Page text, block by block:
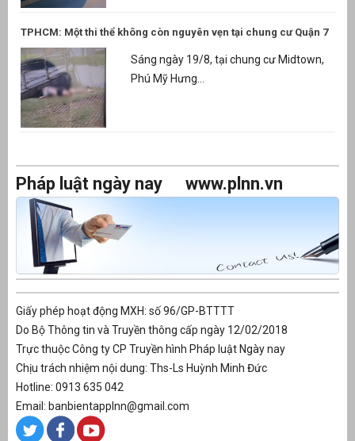
TPHCM: Một thi thể không còn nguyên vẹn tại chung cư Quận 7
Sáng ngày 19/8, tại chung cư Midtown,
Phú Mỹ Hưng...
Pháp luật ngày nay www.plnn.vn
Giấy phép hoạt động MXH: số 96/GP-BTTTT
Do Bộ Thông tin và Truyền thông cấp ngày 12/02/2018
Trực thuộc Công ty CP Truyền hình Pháp luật Ngày nay
Chịu trách nhiệm nội dung: Ths-Ls Huỳnh Minh Đức
Hotline: 0913 635 042
Email: banbientapplnn@gmail.com